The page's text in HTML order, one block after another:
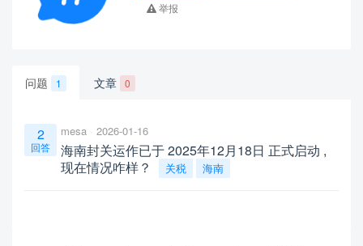
举报
问题 1 文章 0
2
回答
mesa 2026-01-16
海南封关运作已于 2025年12月18日 正式启动 ,
现在情况咋样？
关税 海南